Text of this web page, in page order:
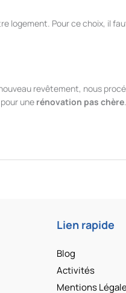
logement. Pour ce choix, il
revêtement, nous
une rénovation pas chère.
Lien rapide
Blog
Activités
Mentions